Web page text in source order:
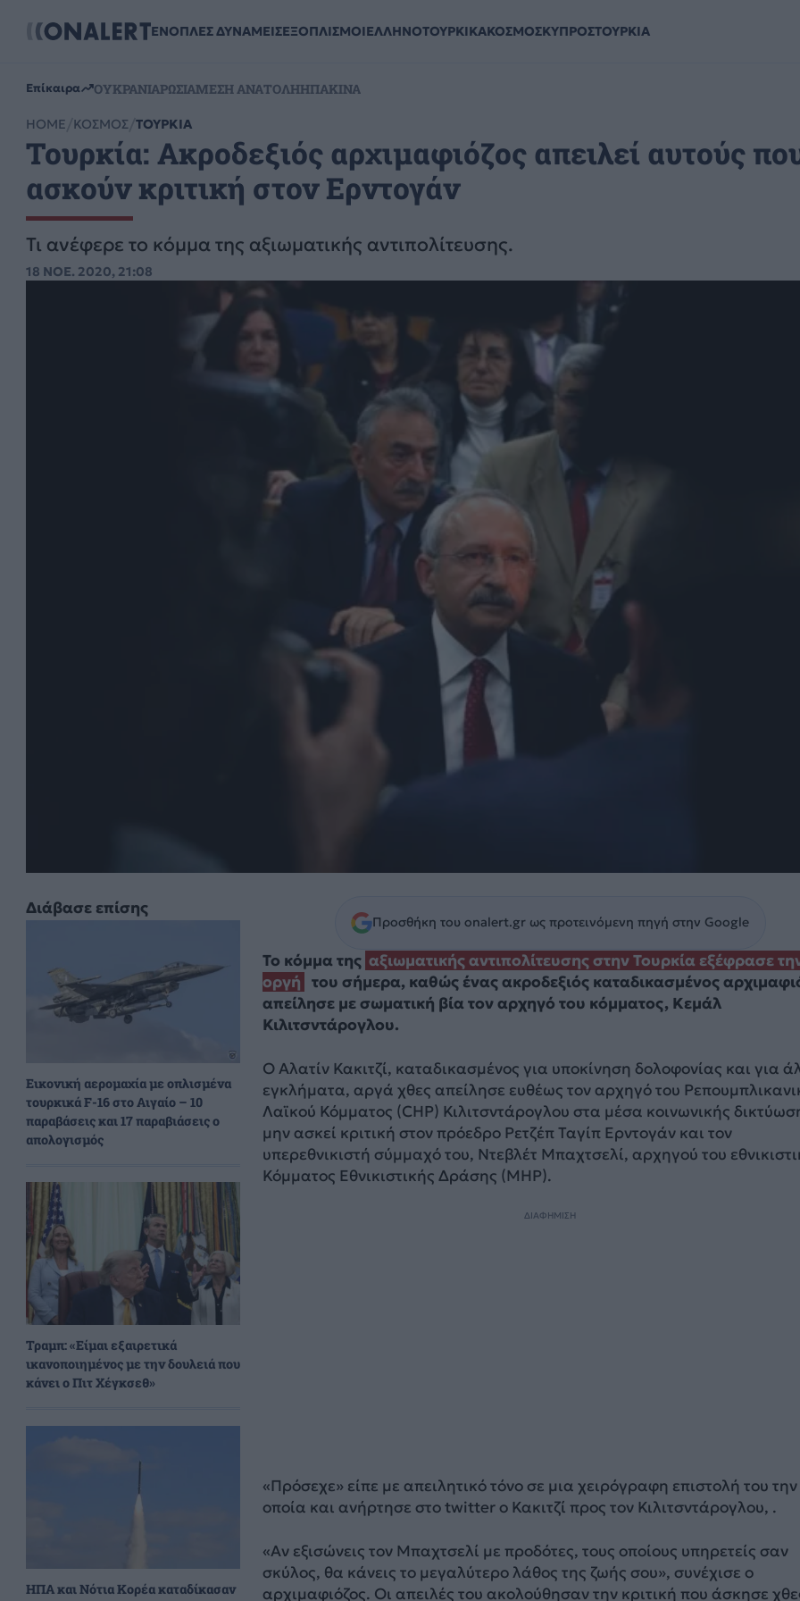
ΕΝΟΠΛΕΣ ΔΥΝΑΜΕΙΣΕΞΟΠΛΙΣΜΟΙΕΛΛΗΝΟΤΟΥΡΚΙΚΑΚΟΣΜΟΣΚΥΠΡΟΣΤΟΥΡΚΙΑ
Επίκαιρα ΟΥΚΡΑΝΙΑΡΩΣΙΑΜΕΣΗ ΑΝΑΤΟΛΗΗΠΑΚΙΝΑ
HOME ΚΟΣΜΟΣ ΤΟΥΡΚΙΑ
Τουρκία: Ακροδεξιός αρχιμαφιόζος απειλεί αυτούς
ασκούν κριτική στον Ερντογάν
Τι ανέφερε το κόμμα της αξιωματικής αντιπολίτευσης.
18 ΝΟΕ. 2020, 21:08
Διάβασε επίσης
Εικονική αερομαχία με οπλισμένα
τουρκικά F-16 στο Αιγαίο – 10
παραβάσεις και 17 παραβιάσεις ο
απολογισμός
Τραμπ: «Είμαι εξαιρετικά
ικανοποιημένος με την δουλειά που
κάνει ο Πιτ Χέγκσεθ»
ΗΠΑ και Νότια Κορέα καταδίκασαν
Προσθήκη του onalert.gr ως προτεινόμενη πηγή στην Google
Το κόμμα της αξιωματικής αντιπολίτευσης στην Τουρκία εξέφρασε
οργή του σήμερα, καθώς ένας ακροδεξιός καταδικασμένος
απείλησε με σωματική βία τον αρχηγό του κόμματος, Κεμάλ
Κιλιτσντάρογλου.
Ο Αλατίν Κακιτζί, καταδικασμένος για υποκίνηση δολοφονίας και για
εγκλήματα, αργά χθες απείλησε ευθέως τον αρχηγό του
Λαϊκού Κόμματος (CHP) Κιλιτσντάρογλου στα μέσα κοινωνικής
μην ασκεί κριτική στον πρόεδρο Ρετζέπ Ταγίπ Ερντογάν και τον
υπερεθνικιστή σύμμαχό του, Ντεβλέτ Μπαχτσελί, αρχηγού του
Κόμματος Εθνικιστικής Δράσης (MHP).
ΔΙΑΦΗΜΙΣΗ
«Πρόσεχε» είπε με απειλητικό τόνο σε μια χειρόγραφη επιστολή του την
οποία και ανήρτησε στο twitter ο Κακιτζί προς τον Κιλιτσντάρογλου, .
«Αν εξισώνεις τον Μπαχτσελί με προδότες, τους οποίους υπηρετείς σαν
σκύλος, θα κάνεις το μεγαλύτερο λάθος της ζωής σου», συνέχισε ο
αρχιμαφιόζος. Οι απειλές του ακολούθησαν την κριτική που άσκησε